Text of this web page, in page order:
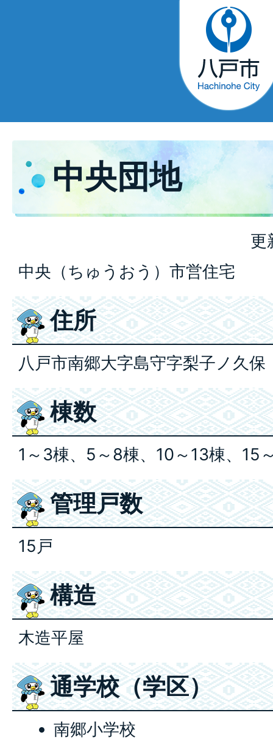
中央団地
更
中央（ちゅうおう）市営住宅
住所
八戸市南郷大字島守字梨子ノ久保
棟数
1～3棟、5～8棟、10～13棟、15
管理戸数
15戸
構造
木造平屋
通学校（学区）
南郷小学校